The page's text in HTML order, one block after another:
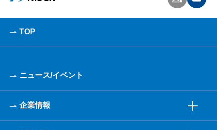
TOP
ニュース/イベント
企業情報